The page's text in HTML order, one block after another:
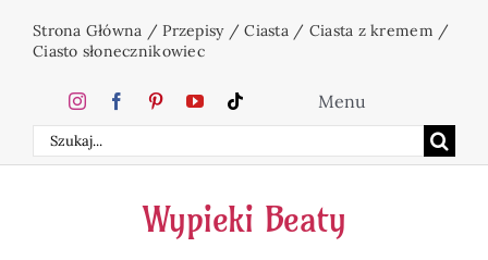
Strona Główna /Przepisy/Ciasta/ Ciasta z kremem /
Ciasto słonecznikowiec
Szukaj
Menu
Home
Ciasta
Wypieki Beaty